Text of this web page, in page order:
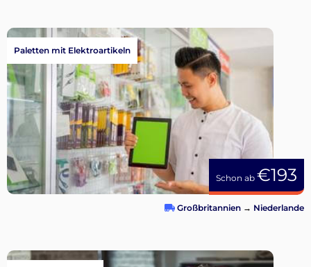
Schon ab €193
Paletten mit Elektroartikeln
Großbritannien → Niederlande